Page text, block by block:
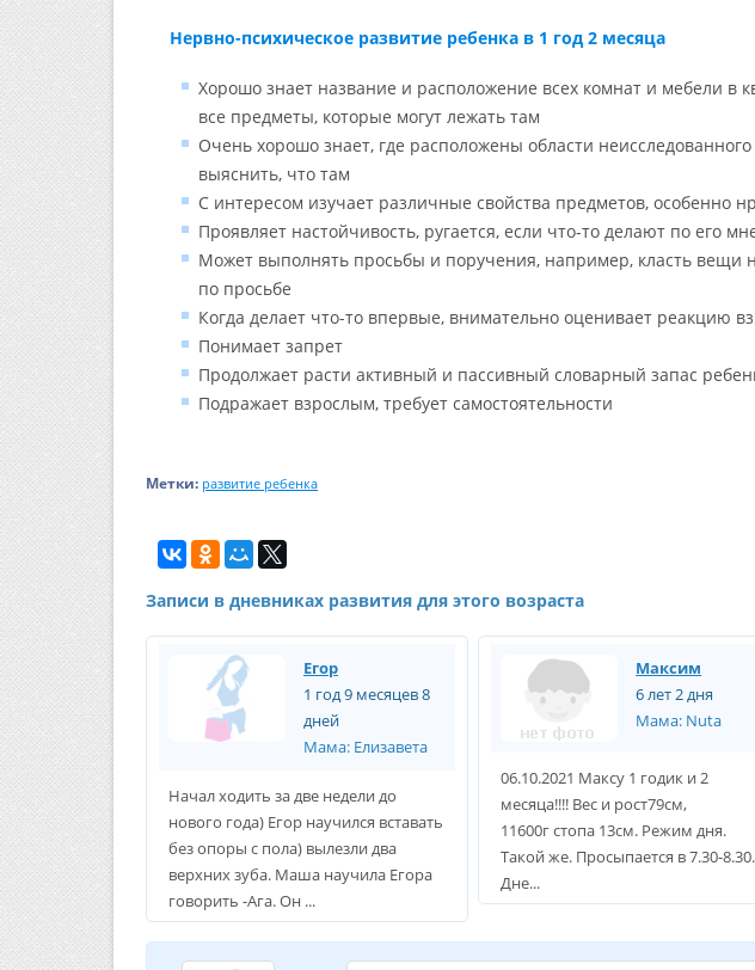
Нервно-психическое развитие ребенка в 1 год 2 месяца
Хорошо знает название и расположение всех комнат и мебели в
все предметы, которые могут лежать там
Очень хорошо знает, где расположены области
выяснить, что там
С интересом изучает различные свойства предметов, особенно
Проявляет настойчивость, ругается, если что-то делают по его
Может выполнять просьбы и поручения, например, класть вещи
по просьбе
Когда делает что-то впервые, внимательно оценивает реакцию
Понимает запрет
Продолжает расти активный и пассивный словарный запас
Подражает взрослым, требует самостоятельности
Метки: развитие ребенка
Записи в дневниках развития для этого возраста
Егор
1 год 9 месяцев 8
дней
Мама: Елизавета
Начал ходить за две недели до
нового года) Егор научился вставать
без опоры с пола) вылезли два
верхних зуба. Маша научила Егора
говорить -Ага. Он ...
Максим
6 лет 2 дня
Мама: Nuta
06.10.2021 Максу 1 годик и 2
месяца!!!! Вес и рост79см,
11600г стопа 13см. Режим дня.
Такой же. Просыпается в 7.30-8.30.
Дне...